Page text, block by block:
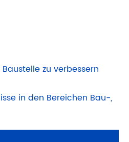
zu verbessern
in den Bereichen Bau-,